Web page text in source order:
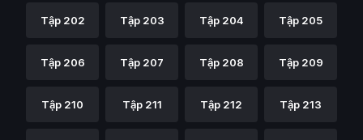
Tập 202 Tập 203 Tập 204 Tập 205
Tập 206 Tập 207 Tập 208 Tập 209
Tập 210 Tập 211 Tập 212 Tập 213